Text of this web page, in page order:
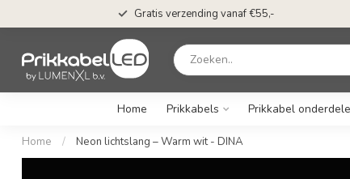
Gratis verzending vanaf €55,-
Home Prikkabels Prikkabel
Home / Neon lichtslang – Warm wit - DINA